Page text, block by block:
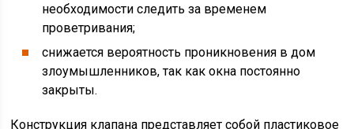
необходимости следить за временем
проветривания;
снижается вероятность проникновения в дом
злоумышленников, так как окна постоянно
закрыты.
Конструкция клапана представляет собой пластиковое